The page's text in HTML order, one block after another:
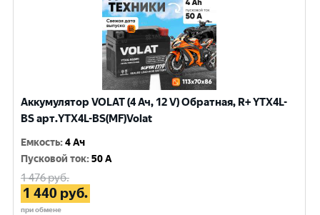
Аккумулятор VOLAT (4 Ач, 12 V) Обратная, R+ YTX4L-
BS арт.YTX4L-BS(MF)Volat
Емкость:4 Ач
Пусковой ток:50 A
1 476руб.
1 440 руб.
при обмене